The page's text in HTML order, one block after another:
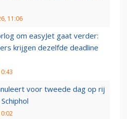
11:06
om easyJet gaat verder:
krijgen dezelfde deadline
voor tweede dag op rij